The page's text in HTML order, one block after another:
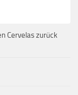
Cervelas zurück